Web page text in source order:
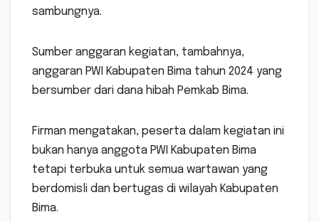
sambungnya.
Sumber anggaran kegiatan, tambahnya,
anggaran PWI Kabupaten Bima tahun 2024 yang
bersumber dari dana hibah Pemkab Bima.
Firman mengatakan, peserta dalam kegiatan ini
bukan hanya anggota PWI Kabupaten Bima
tetapi terbuka untuk semua wartawan yang
berdomisli dan bertugas di wilayah Kabupaten
Bima.